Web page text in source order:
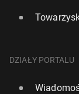
DZIAŁY PORTALU